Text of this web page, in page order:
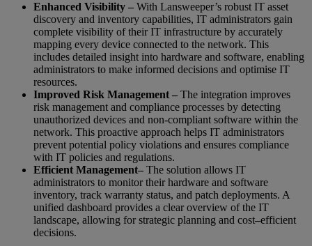
Enhanced Visibility – With Lansweeper’s robust IT asset
discovery and inventory capabilities, IT administrators gain
complete visibility of their IT infrastructure by accurately
mapping every device connected to the network. This
includes detailed insight into hardware and software, enabling
administrators to make informed decisions and optimise IT
resources.
Improved Risk Management – The integration improves
risk management and compliance processes by detecting
unauthorized devices and non-compliant software within the
network. This proactive approach helps IT administrators
prevent potential policy violations and ensures compliance
with IT policies and regulations.
Efficient Management– The solution allows IT
administrators to monitor their hardware and software
inventory, track warranty status, and patch deployments. A
unified dashboard provides a clear overview of the IT
landscape, allowing for strategic planning and cost–efficient
decisions.